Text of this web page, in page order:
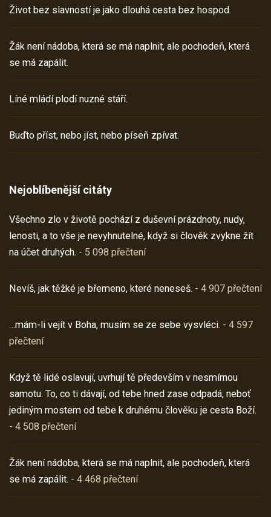
Život bez slavností je jako dlouhá cesta bez hospod.
Žák není nádoba, která se má naplnit, ale pochodeň, která
se má zapálit.
Líné mládí plodí nuzné stáří.
Buďto příst, nebo jíst, nebo píseň zpívat.
Nejoblíbenější citáty
Všechno zlo v životě pochází z duševní prázdnoty, nudy,
lenosti, a to vše je nevyhnutelné, když si člověk zvykne žít
na účet druhých. - 5 098 přečtení
Nevíš, jak těžké je břemeno, které neneseš. - 4 907 přečtení
…mám-li vejít v Boha, musím se ze sebe vysvléci. - 4 597
přečtení
Když tě lidé oslavují, uvrhují tě především v nesmírnou
samotu. To, co ti dávají, od tebe hned zase odpadá, neboť
jediným mostem od tebe k druhému člověku je cesta Boží.
- 4 508 přečtení
Žák není nádoba, která se má naplnit, ale pochodeň, která
se má zapálit. - 4 468 přečtení